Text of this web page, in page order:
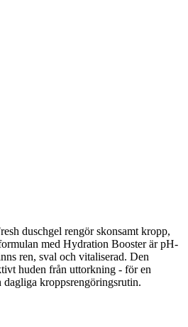
duschgel rengör skonsamt kropp,
med Hydration Booster är pH-
ren, sval och vitaliserad. Den
huden från uttorkning - för en
kroppsrengöringsrutin.